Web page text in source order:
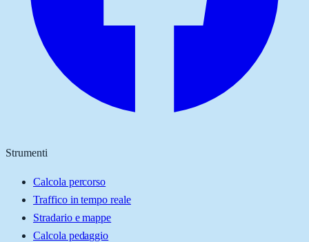
Strumenti
Calcola percorso
Traffico in tempo reale
Stradario e mappe
Calcola pedaggio